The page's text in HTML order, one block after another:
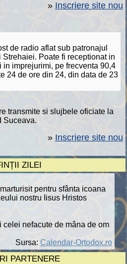
» Inscriere site nou
de radio aflat sub patronajul
Poate fi receptionat in
in imprejurimi, pe frecventa 90,4
24 de ore din 24, din data de 23
transmite si slujbele oficiate la
Suceava.
» Inscriere site nou
ZILEI
pentru sfânta icoana
nostru Iisus Hristos
celei nefacute de mâna de om
Sursa: Calendar-Ortodox.ro
PARTENERE